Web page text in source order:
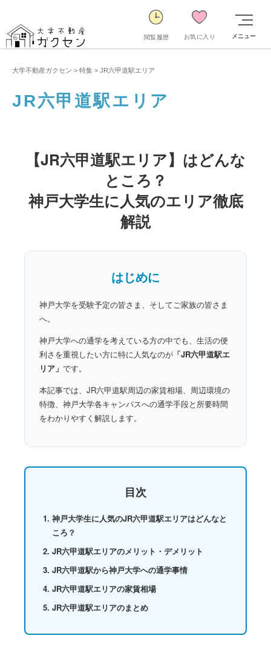
閲覧履歴 お気に入り メニュー
大学不動産ガクセン > 特集 > JR六甲道駅エリア
JR六甲道駅エリア
【JR六甲道駅エリア】はどんな
ところ？
神戸大学生に人気のエリア徹底
解説
はじめに
神戸大学を受験予定の皆さま、そしてご家族の皆さま
へ。
神戸大学への通学を考えている方の中でも、生活の便
利さを重視したい方に特に人気なのが「JR六甲道駅エ
リア」 です。
本記事では、JR六甲道駅周辺の家賃相場、周辺環境の
特徴、神戸大学各キャンパスへの通学手段と所要時間
をわかりやすく解説します。
目次
神戸大学生に人気のJR六甲道駅エリアはどんなと
ころ？
JR六甲道駅エリアのメリット・デメリット
JR六甲道駅から神戸大学への通学事情
JR六甲道駅エリアの家賃相場
JR六甲道駅エリアのまとめ